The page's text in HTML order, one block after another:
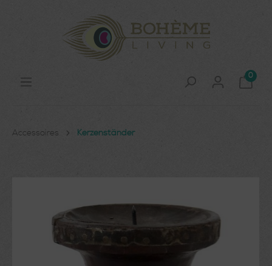
0
Accessoires Kerzenständer